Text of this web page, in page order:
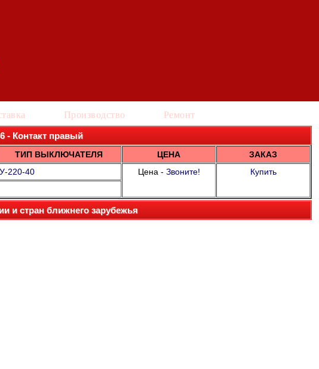
Производство Ремонт
- Контакт правый
ТИП ВЫКЛЮЧАТЕЛЯ ЦЕНА
ЗАКАЗ
У-220-40 Цена - Звоните!
Купить
и стран ближнего зарубежья